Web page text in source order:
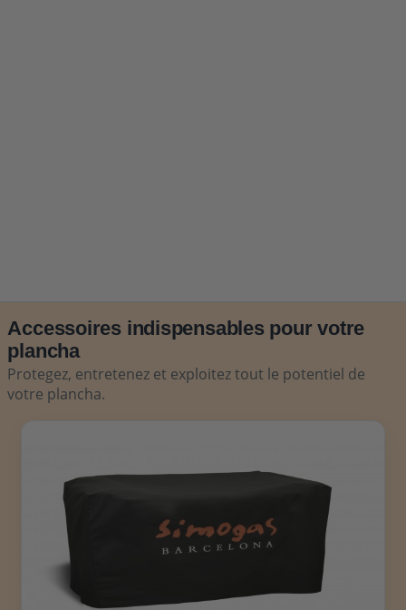
Accessoires indispensables pour votre
plancha
Protegez, entretenez et exploitez tout le potentiel de
votre plancha.